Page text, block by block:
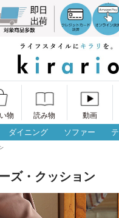
物 読み物 動画
ダイニング ソファー
ズ・クッション